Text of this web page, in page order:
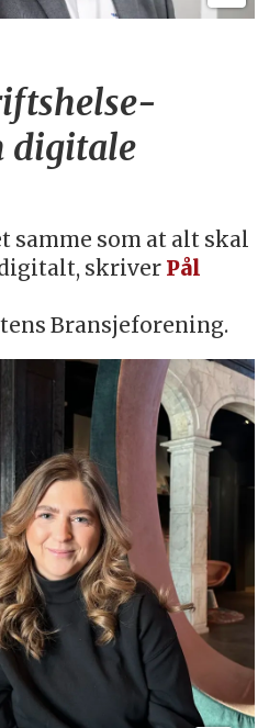
digitale
som at alt skal
skriver Pål
Bransjeforening.